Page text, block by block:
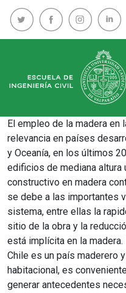
El empleo de la madera en
relevancia en países
y Oceanía, en los últimos
edificios de mediana
constructivo en madera
se debe a las importantes
sistema, entre ellas la
sitio de la obra y la
está implícita en la
Chile es un país maderero
habitacional, es
generar antecedentes